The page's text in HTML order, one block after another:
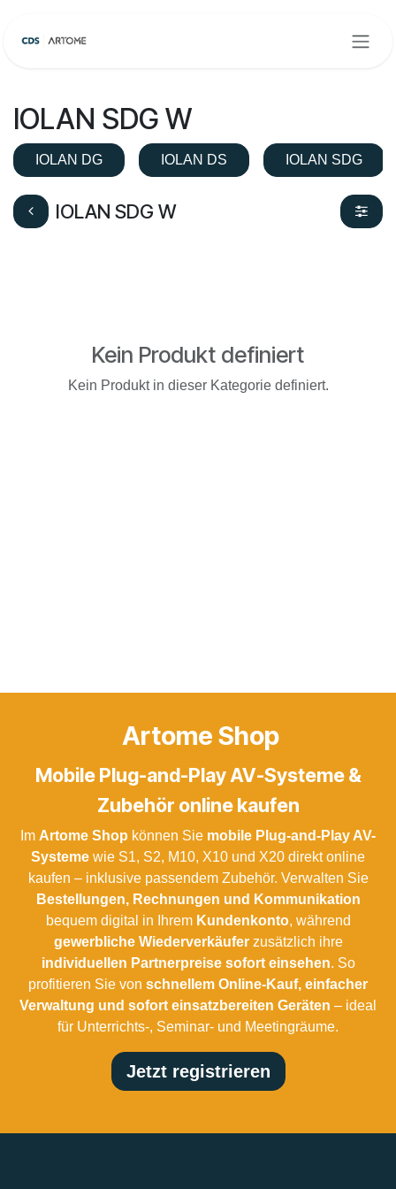
IOLAN SDG W
IOLAN DG IOLAN DS IOLAN SDG
IOLAN SDG W
Kein Produkt definiert
Kein Produkt in dieser Kategorie definiert.
Artome Shop
Mobile Plug-and-Play AV-Systeme &
Zubehör online kaufen
Im Artome Shop können Sie mobile Plug-and-Play AV-
Systeme wie S1, S2, M10, X10 und X20 direkt online
kaufen – inklusive passendem Zubehör. Verwalten Sie
Bestellungen, Rechnungen und Kommunikation
bequem digital in Ihrem Kundenkonto, während
gewerbliche Wiederverkäuferzusätzlich ihre
individuellen Partnerpreise sofort einsehen. So
profitieren Sie von schnellem Online-Kauf, einfacher
Verwaltung und sofort einsatzbereiten Geräten – ideal
für Unterrichts-, Seminar- und Meetingräume.
Jetzt registrieren